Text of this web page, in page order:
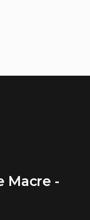
Macre -